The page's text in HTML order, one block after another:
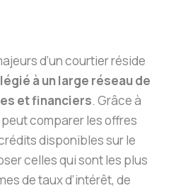
d’un courtier réside
à un large réseau de
et financiers. Grâce à
comparer les offres
disponibles sur le
celles qui sont les plus
de taux d’intérêt, de